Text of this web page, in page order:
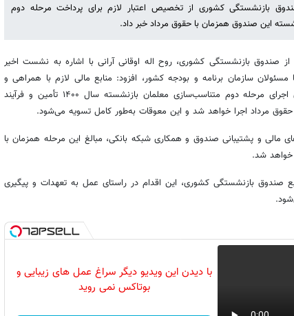
بازنشستگی کشوری از تخصیص اعتبار لازم برای پرداخت مرحله دوم
از صندوق بازنشستگی کشوری، روح اله اوقانی آرانی با اشاره به نشست اخیر
سازمان برنامه و بودجه کشور، افزود: منابع مالی لازم با همراهی و
همکاری سازمان برنامه و بودجه برای اجرای مرحله دوم متناسب‌سازی معلمان بازنشسته سال ۱۴۰۰ تأمین و فرآیند
مرداد اجرا خواهد شد و این معوقات به‌طور کامل تسویه می‌شود.
مالی و پشتیبانی صندوق و همکاری شبکه بانکی، مبالغ این مرحله همزمان با
خواهد شد.
صندوق بازنشستگی کشوری، این اقدام در راستای عمل به تعهدات و پیگیری
با دیدن این ویدیو دیگر سراغ عمل های زیبایی و
بوتاکس نمی روید